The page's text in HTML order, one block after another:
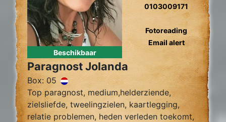
Beschikbaar
0103009171
Fotoreading
Email alert
Paragnost Jolanda
Box: 05
Top paragnost, medium,helderziende,
zielsliefde, tweelingzielen, kaartlegging,
relatie problemen, heden verleden toekomt,